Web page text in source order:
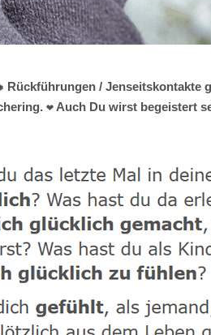
Rückführungen / Jenseitskontakte
❤ Auch Du wirst begeistert